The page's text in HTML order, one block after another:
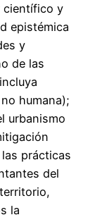
científico y
epistémica
y
de las
humana);
urbanismo
prácticas
del
la